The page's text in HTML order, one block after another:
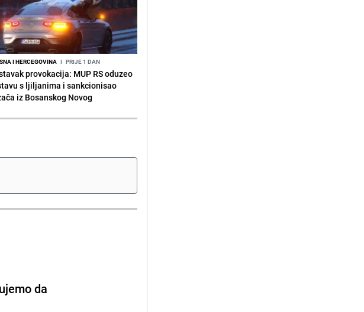
I HERCEGOVINA I PRIJE 1 DAN
provokacija: MUP RS oduzeo
s ljiljanima i sankcionisao
iz Bosanskog Novog
da